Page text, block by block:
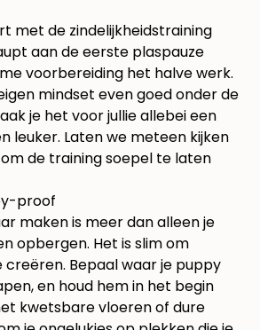
met de zindelijkheidstraining
aan de eerste plaspauze
voorbereiding het halve werk.
mindset even goed onder de
je het voor jullie allebei een
leuker. Laten we meteen kijken
de training soepel te laten
proof
maken is meer dan alleen je
opbergen. Het is slim om
creëren. Bepaal waar je puppy
en houd hem in het begin
kwetsbare vloeren of dure